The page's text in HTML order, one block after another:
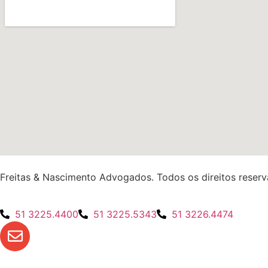
Freitas & Nascimento Advogados. Todos os direitos
51 3225.4400 51 3225.5343 51 3226.4474